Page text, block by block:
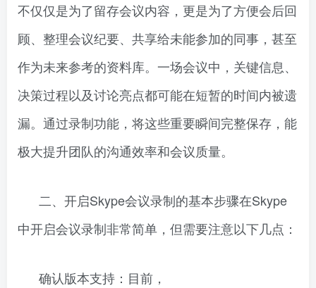
不仅仅是为了留存会议内容，更是为了方便会后回
顾、整理会议纪要、共享给未能参加的同事，甚至
作为未来参考的资料库。一场会议中，关键信息、
决策过程以及讨论亮点都可能在短暂的时间内被遗
漏。通过录制功能，将这些重要瞬间完整保存，能
极大提升团队的沟通效率和会议质量。
二、开启Skype会议录制的基本步骤在Skype
中开启会议录制非常简单，但需要注意以下几点：
确认版本支持：目前，